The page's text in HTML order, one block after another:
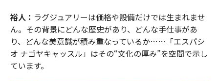
裕人： ラグジュアリーは価格や設備だけでは生まれませ
ん。その背景にどんな歴史があり、どんな手仕事があ
り、どんな美意識が積み重なっているか……「エスパシ
オ ナゴヤキャッスル」はその“文化の厚み”を空間で示し
ています。